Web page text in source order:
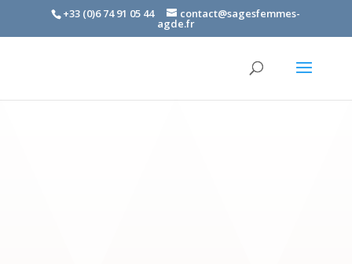
+33 (0)6 74 91 05 44 contact@sagesfemmes-
agde.fr